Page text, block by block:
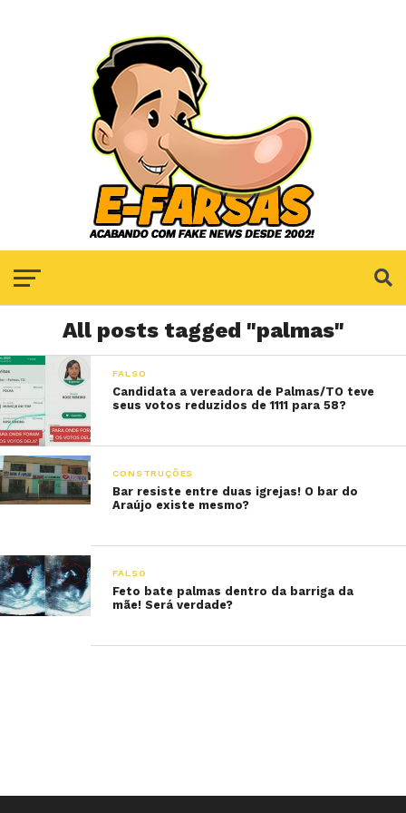
All posts tagged "palmas"
FALSO
Candidata a vereadora de Palmas/TO teve
seus votos reduzidos de 1111 para 58?
CONSTRUÇÕES
Bar resiste entre duas igrejas! O bar do
Araújo existe mesmo?
FALSO
Feto bate palmas dentro da barriga da
mãe! Será verdade?